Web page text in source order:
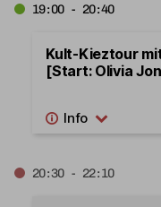
19:00 - 20:40
Kult-Kieztour
[Start: Olivia
20:30 - 22:10